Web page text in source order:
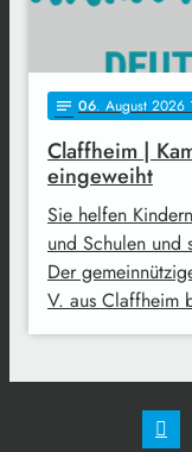
notes 06. August 2026
Claffheim |
eingeweiht
Sie helfen
und Schulen und
Der
V. aus Claffheim